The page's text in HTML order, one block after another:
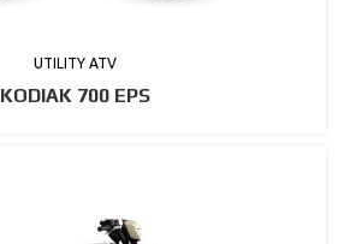
UTILITY ATV
KODIAK 700 EPS